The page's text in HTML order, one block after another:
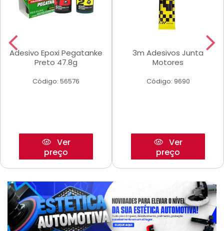
Adesivo Epoxi Pegatanke
Preto 47.8g
Código: 56576
Ver
preço
3m Adesivos Junta
Motores
Código: 9690
Ver
preço